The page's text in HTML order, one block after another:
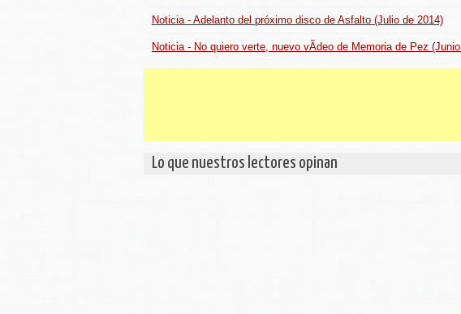
Noticia - Adelanto del próximo disco de Asfalto (Julio de 2014)
Noticia - No quiero verte, nuevo vÃ­deo de Memoria de Pez
Lo que nuestros lectores opinan